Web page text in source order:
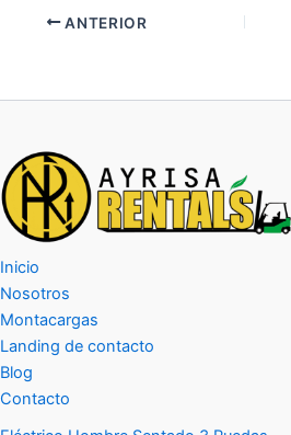
ANTERIOR
Inicio
Nosotros
Montacargas
Landing de contacto
Blog
Contacto